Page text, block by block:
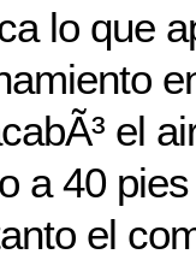
lo que
el
a 40
el